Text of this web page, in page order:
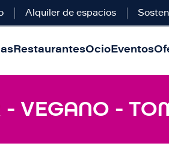
Alquiler de espacios
RestaurantesOcioEventos
- VEGANO -